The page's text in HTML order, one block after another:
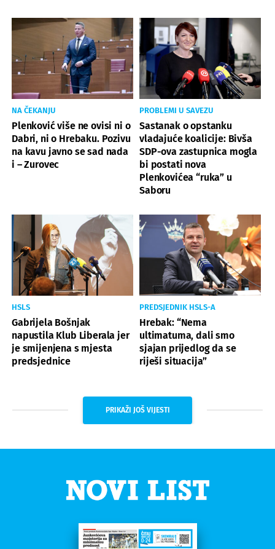
NA ČEKANJU
Plenković više ne ovisi ni o
Dabri, ni o Hrebaku. Pozivu
na kavu javno se sad nada
i – Zurovec
PROBLEMI U SAVEZU
Sastanak o opstanku
vladajuće koalicije: Bivša
SDP-ova zastupnica mogla
bi postati nova
Plenkovićea “ruka” u
Saboru
HSLS
Gabrijela Bošnjak
napustila Klub Liberala jer
je smijenjena s mjesta
predsjednice
PREDSJEDNIK HSLS-A
Hrebak: “Nema
ultimatuma, dali smo
sjajan prijedlog da se
riješi situacija”
PRIKAŽI JOŠ VIJESTI